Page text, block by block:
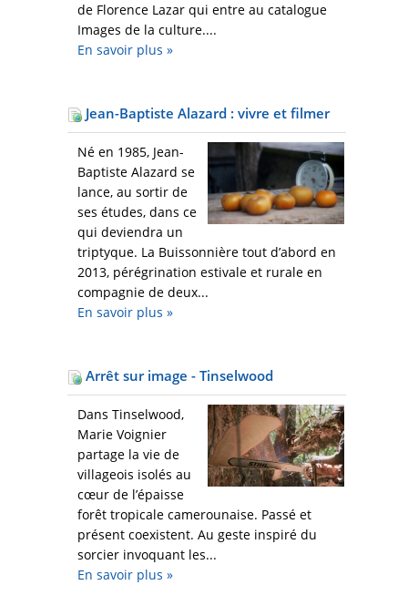
de Florence Lazar qui entre au catalogue
Images de la culture....
En savoir plus »
Jean-Baptiste Alazard : vivre et filmer
Né en 1985, Jean-
Baptiste Alazard se
lance, au sortir de
ses études, dans ce
qui deviendra un
triptyque. La Buissonnière tout d’abord en
2013, pérégrination estivale et rurale en
compagnie de deux...
En savoir plus »
Arrêt sur image - Tinselwood
Dans Tinselwood,
Marie Voignier
partage la vie de
villageois isolés au
cœur de l’épaisse
forêt tropicale camerounaise. Passé et
présent coexistent. Au geste inspiré du
sorcier invoquant les...
En savoir plus »